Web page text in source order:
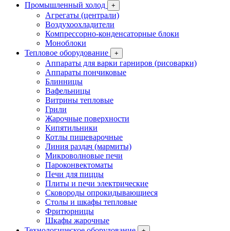
Промышленный холод
+
Агрегаты (централи)
Воздухоохладители
Компрессорно-конденсаторные блоки
Моноблоки
Тепловое оборудование
+
Аппараты для варки гарниров (рисоварки)
Аппараты пончиковые
Блинницы
Вафельницы
Витрины тепловые
Грили
Жарочные поверхности
Кипятильники
Котлы пищеварочные
Линия раздач (мармиты)
Микроволновые печи
Пароконвектоматы
Печи для пиццы
Плиты и печи электрические
Сковороды опрокидывающиеся
Столы и шкафы тепловые
Фритюрницы
Шкафы жарочные